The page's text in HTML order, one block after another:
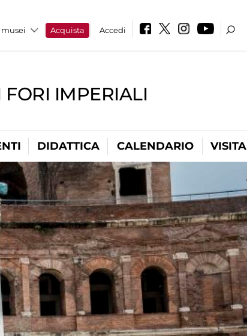
Acquista Accedi
IMPERIALI
DIDATTICA CALENDARIO VISITA